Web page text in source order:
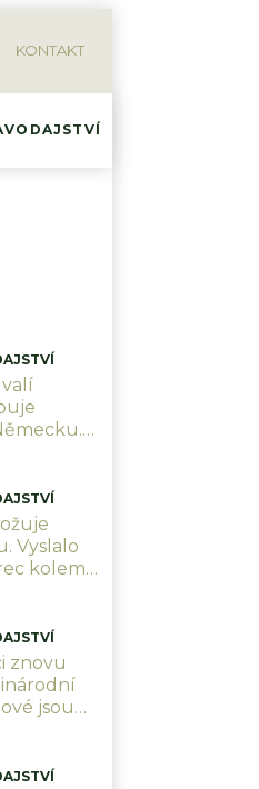
KONTAKT
valí
2,5
a
Vyslalo
kolem
zájmy
znovu
jsou
zem